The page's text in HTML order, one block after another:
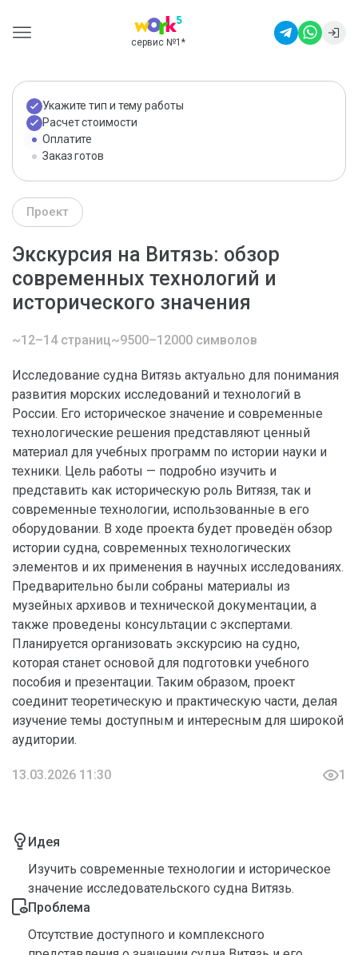
сервис №1 *
Укажите тип и тему работы
Расчет стоимости
Оплатите
Заказ готов
Проект
Экскурсия на Витязь: обзор
современных технологий и
исторического значения
~12–14 страниц~9500–12000 символов
Исследование судна Витязь актуально для понимания
развития морских исследований и технологий в
России. Его историческое значение и современные
технологические решения представляют ценный
материал для учебных программ по истории науки и
техники. Цель работы — подробно изучить и
представить как историческую роль Витязя, так и
современные технологии, использованные в его
оборудовании. В ходе проекта будет проведён обзор
истории судна, современных технологических
элементов и их применения в научных исследованиях.
Предварительно были собраны материалы из
музейных архивов и технической документации, а
также проведены консультации с экспертами.
Планируется организовать экскурсию на судно,
которая станет основой для подготовки учебного
пособия и презентации. Таким образом, проект
соединит теоретическую и практическую части, делая
изучение темы доступным и интересным для широкой
аудитории.
13.03.2026 11:30 1
Идея
Изучить современные технологии и историческое
значение исследовательского судна Витязь.
Проблема
Отсутствие доступного и комплексного